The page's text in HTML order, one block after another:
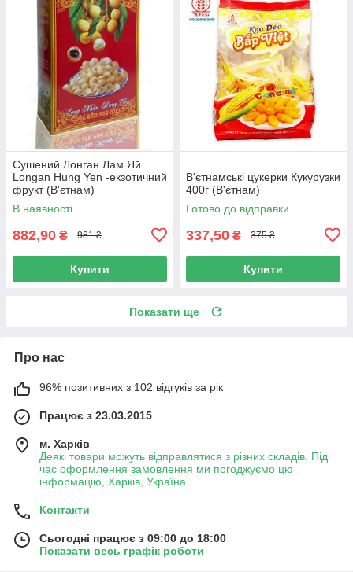
Сушений Лонган Лам Яй
Longan Hung Yen -екзотичний
фрукт (В'єтнам)
В наявності
882,90 ₴ 981 ₴
Купити
В'єтнамські цукерки Кукурузки
400г (В'єтнам)
Готово до відправки
337,50 ₴ 375 ₴
Купити
Показати ще
Про нас
96% позитивних з 102 відгуків за рік
Працює з 23.03.2015
м. Харків
Деякі товари можуть відправлятися з різних складів. Під
час оформлення замовлення ми погоджуємо цю
інформацію, Харків, Україна
Контакти
Сьогодні працює з 09:00 до 18:00
Показати весь графік роботи